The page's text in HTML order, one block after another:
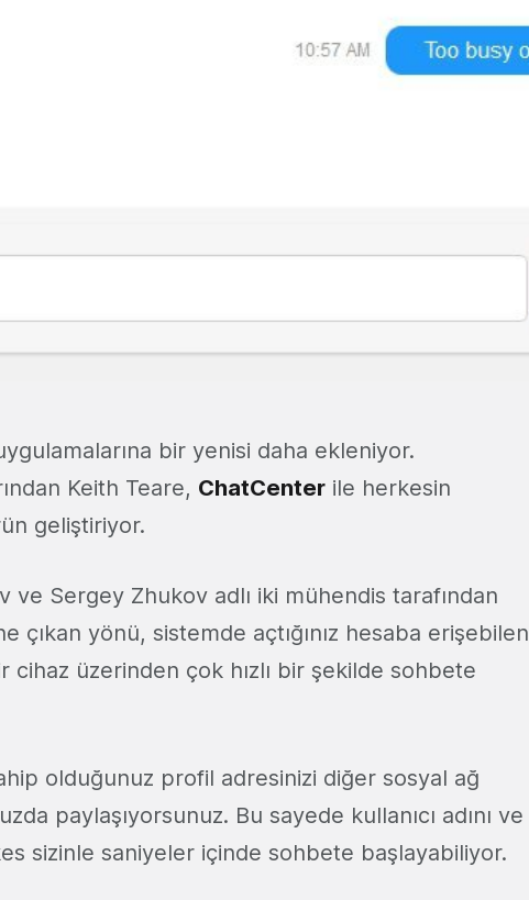
bir yenisi daha ekleniyor.
Keith Teare, ChatCenter ile herkesin
geliştiriyor.
ve Sergey Zhukov adlı iki mühendis tarafından
çıkan yönü, sistemde açtığınız hesaba erişebilen
cihaz üzerinden çok hızlı bir şekilde sohbete
olduğunuz profil adresinizi diğer sosyal ağ
paylaşıyorsunuz. Bu sayede kullanıcı adını ve
sizinle saniyeler içinde sohbete başlayabiliyor.